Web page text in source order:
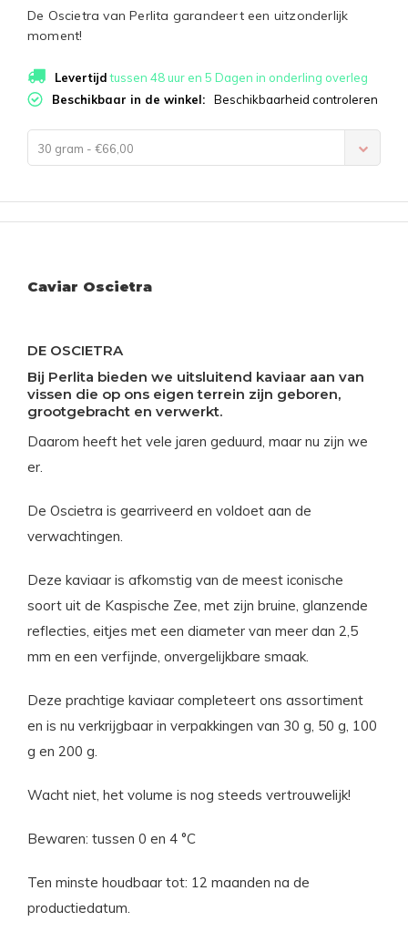
De Oscietra van Perlita garandeert een uitzonderlijk
moment!
Levertijdtussen 48 uur en 5 Dagen in onderling overleg
Beschikbaar in de winkel:
Beschikbaarheid controleren
30 gram - €66,00
Caviar Oscietra
DE OSCIETRA
Bij Perlita bieden we uitsluitend kaviaar aan van
vissen die op ons eigen terrein zijn geboren,
grootgebracht en verwerkt.
Daarom heeft het vele jaren geduurd, maar nu zijn we
er.
De Oscietra is gearriveerd en voldoet aan de
verwachtingen.
Deze kaviaar is afkomstig van de meest iconische
soort uit de Kaspische Zee, met zijn bruine, glanzende
reflecties, eitjes met een diameter van meer dan 2,5
mm en een verfijnde, onvergelijkbare smaak.
Deze prachtige kaviaar completeert ons assortiment
en is nu verkrijgbaar in verpakkingen van 30 g, 50 g, 100
g en 200 g.
Wacht niet, het volume is nog steeds vertrouwelijk!
Bewaren: tussen 0 en 4 °C
Ten minste houdbaar tot: 12 maanden na de
productiedatum.